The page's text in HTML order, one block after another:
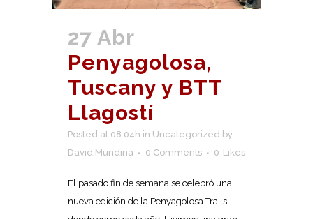
27 Abr
Penyagolosa,
Tuscany y BTT
Llagostí
Posted at 08:04h in Uncategorized by
David Mundina
0 Comments 0 Likes
El pasado fin de semana se celebró una
nueva edición de la Penyagolosa Trails,